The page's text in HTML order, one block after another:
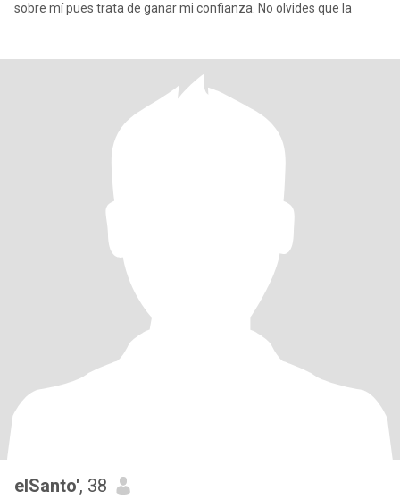
sobre mí pues trata de ganar mi confianza. No olvides que la
elSanto', 38